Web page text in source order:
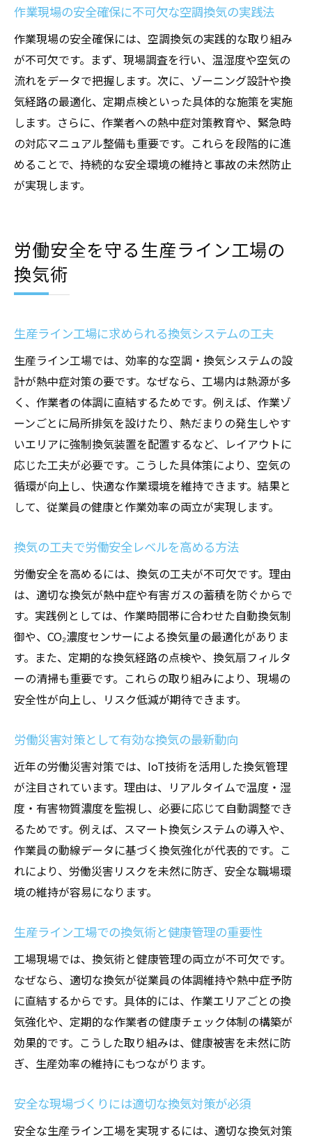
作業現場の安全確保に不可欠な空調換気の実践法
作業現場の安全確保には、空調換気の実践的な取り組み
が不可欠です。まず、現場調査を行い、温湿度や空気の
流れをデータで把握します。次に、ゾーニング設計や換
気経路の最適化、定期点検といった具体的な施策を実施
します。さらに、作業者への熱中症対策教育や、緊急時
の対応マニュアル整備も重要です。これらを段階的に進
めることで、持続的な安全環境の維持と事故の未然防止
が実現します。
労働安全を守る生産ライン工場の
換気術
生産ライン工場に求められる換気システムの工夫
生産ライン工場では、効率的な空調・換気システムの設
計が熱中症対策の要です。なぜなら、工場内は熱源が多
く、作業者の体調に直結するためです。例えば、作業ゾ
ーンごとに局所排気を設けたり、熱だまりの発生しやす
いエリアに強制換気装置を配置するなど、レイアウトに
応じた工夫が必要です。こうした具体策により、空気の
循環が向上し、快適な作業環境を維持できます。結果と
して、従業員の健康と作業効率の両立が実現します。
換気の工夫で労働安全レベルを高める方法
労働安全を高めるには、換気の工夫が不可欠です。理由
は、適切な換気が熱中症や有害ガスの蓄積を防ぐからで
す。実践例としては、作業時間帯に合わせた自動換気制
御や、CO₂濃度センサーによる換気量の最適化がありま
す。また、定期的な換気経路の点検や、換気扇フィルタ
ーの清掃も重要です。これらの取り組みにより、現場の
安全性が向上し、リスク低減が期待できます。
労働災害対策として有効な換気の最新動向
近年の労働災害対策では、IoT技術を活用した換気管理
が注目されています。理由は、リアルタイムで温度・湿
度・有害物質濃度を監視し、必要に応じて自動調整でき
るためです。例えば、スマート換気システムの導入や、
作業員の動線データに基づく換気強化が代表的です。こ
れにより、労働災害リスクを未然に防ぎ、安全な職場環
境の維持が容易になります。
生産ライン工場での換気術と健康管理の重要性
工場現場では、換気術と健康管理の両立が不可欠です。
なぜなら、適切な換気が従業員の体調維持や熱中症予防
に直結するからです。具体的には、作業エリアごとの換
気強化や、定期的な作業者の健康チェック体制の構築が
効果的です。こうした取り組みは、健康被害を未然に防
ぎ、生産効率の維持にもつながります。
安全な現場づくりには適切な換気対策が必須
安全な生産ライン工場を実現するには、適切な換気対策